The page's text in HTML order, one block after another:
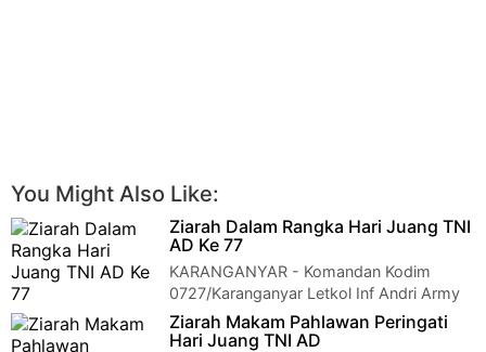
You Might Also Like:
Ziarah Dalam Rangka Hari Juang TNI
AD Ke 77
KARANGANYAR - Komandan Kodim
0727/Karanganyar Letkol Inf Andri Army
Yudha Ardhitama, S.I.P., pimpin Ziarah ke TMP (Taman…
Ziarah Makam Pahlawan Peringati
Hari Juang TNI AD